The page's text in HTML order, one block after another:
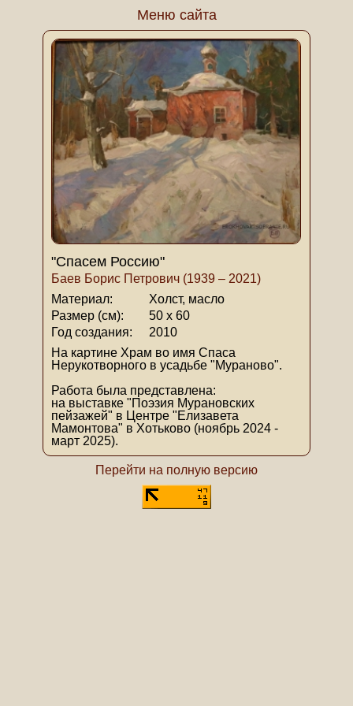
Меню сайта
"Спасем Россию"
Баев Борис Петрович (1939 – 2021)
Материал:
Холст, масло
Размер (см):
50 х 60
Год создания:
2010
На картине Храм во имя Спаса
Нерукотворного в усадьбе "Мураново".
Работа была представлена:
на выставке "Поэзия Мурановских
пейзажей" в Центре "Елизавета
Мамонтова" в Хотьково (ноябрь 2024 -
март 2025).
Перейти на полную версию